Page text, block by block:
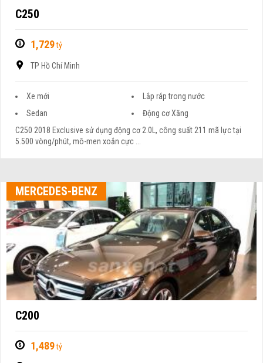
C250
1,729tỷ
TP Hồ Chí Minh
Xe mới
Lắp ráp trong nước
Sedan
Động cơ Xăng
C250 2018 Exclusive sử dụng động cơ 2.0L, công suất 211 mã lực tại
5.500 vòng/phút, mô-men xoắn cực ...
MERCEDES-BENZ
C200
1,489tỷ